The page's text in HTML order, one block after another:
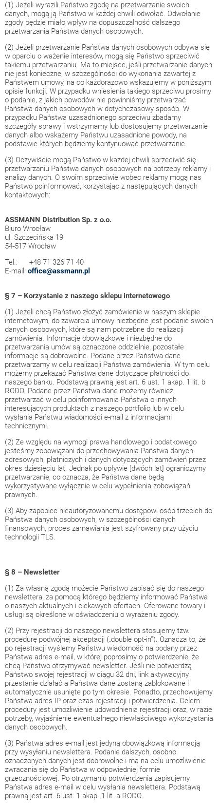
(1) Jeżeli wyrazili Państwo zgodę na przetwarzanie swoich
danych, mogą ją Państwo w każdej chwili odwołać. Odwołanie
zgody będzie miało wpływ na dopuszczalność dalszego
przetwarzania Państwa danych osobowych.
(2) Jeżeli przetwarzanie Państwa danych osobowych odbywa się
w oparciu o ważenie interesów, mogą się Państwo sprzeciwić
takiemu przetwarzaniu. Ma to miejsce, jeśli przetwarzanie danych
nie jest konieczne, w szczególności do wykonania zawartej z
Państwem umowy, na co każdorazowo wskazujemy w poniższym
opisie funkcji. W przypadku wniesienia takiego sprzeciwu prosimy
o podanie, z jakich powodów nie powinniśmy przetwarzać
Państwa danych osobowych w dotychczasowy sposób. W
przypadku Państwa uzasadnionego sprzeciwu zbadamy
szczegóły sprawy i wstrzymamy lub dostosujemy przetwarzanie
danych albo wskażemy Państwu uzasadnione powody, na
podstawie których będziemy kontynuować przetwarzanie.
(3) Oczywiście mogą Państwo w każdej chwili sprzeciwić się
przetwarzaniu Państwa danych osobowych na potrzeby reklamy i
analizy danych. O swoim sprzeciwie wobec reklamy mogą nas
Państwo poinformować, korzystając z następujących danych
kontaktowych:
ASSMANN Distribution Sp. z o.o.
Biuro Wrocław
ul. Szczecińska 19
54-517 Wrocław
Tel.: +48 71 326 71 40
E-mail: office@assmann.pl
§ 7 – Korzystanie z naszego sklepu internetowego
(1) Jeżeli chcą Państwo złożyć zamówienie w naszym sklepie
internetowym, do zawarcia umowy niezbędne jest podanie swoich
danych osobowych, które są nam potrzebne do realizacji
zamówienia. Informacje obowiązkowe i niezbędne do
przetwarzania umów są oznaczone oddzielnie, pozostałe
informacje są dobrowolne. Podane przez Państwa dane
przetwarzamy w celu realizacji Państwa zamówienia. W tym celu
możemy przekazać Państwa dane dotyczące płatności do
naszego banku. Podstawą prawną jest art. 6 ust. 1 akap. 1 lit. b
RODO. Podane przez Państwa dane możemy również
przetwarzać w celu poinformowania Państwa o innych
interesujących produktach z naszego portfolio lub w celu
wysłania Państwu wiadomości e-mail z informacjami
technicznymi.
(2) Ze względu na wymogi prawa handlowego i podatkowego
jesteśmy zobowiązani do przechowywania Państwa danych
adresowych, płatniczych i danych dotyczących zamówień przez
okres dziesięciu lat. Jednak po upływie [dwóch lat] ograniczymy
przetwarzanie, co oznacza, że Państwa dane będą
wykorzystywane wyłącznie w celu wypełnienia zobowiązań
prawnych.
(3) Aby zapobiec nieautoryzowanemu dostępowi osób trzecich do
Państwa danych osobowych, w szczególności danych
finansowych, proces zamawiania jest szyfrowany przy użyciu
technologii TLS.
§ 8 – Newsletter
(1) Za własną zgodą możecie Państwo zapisać się do naszego
newslettera, za pomocą którego będziemy informować Państwa
o naszych aktualnych i ciekawych ofertach. Oferowane towary i
usługi są określone w oświadczeniu o wyrażeniu zgody.
(2) Przy rejestracji do naszego newslettera stosujemy tzw.
procedurę podwójnej akceptacji („double opt-in”). Oznacza to, że
po rejestracji wyślemy Państwu wiadomość na podany przez
Państwa adres e-mail, w której poprosimy o potwierdzenie, że
chcą Państwo otrzymywać newsletter. Jeśli nie potwierdzą
Państwo swojej rejestracji w ciągu 32 dni, link aktywacyjny
przestanie działać a Państwa dane zostaną zablokowane i
automatycznie usunięte po tym okresie. Ponadto, przechowujemy
Państwa adres IP oraz czas rejestracji i potwierdzenia. Celem
procedury jest umożliwienie udowodnienia rejestracji oraz, w razie
potrzeby, wyjaśnienie ewentualnego niewłaściwego wykorzystania
danych osobowych.
(3) Państwa adres e-mail jest jedyną obowiązkową informacją
przy wysyłaniu newslettera. Podanie dalszych, osobno
oznaczonych danych jest dobrowolne i ma na celu umożliwienie
zwracania się do Państwa w odpowiedniej formie
grzecznościowej. Po otrzymaniu potwierdzenia zapisujemy
Państwa adres e-mail w celu wysłania newslettera. Podstawą
prawną jest art. 6 ust. 1 akap. 1 lit. a RODO.